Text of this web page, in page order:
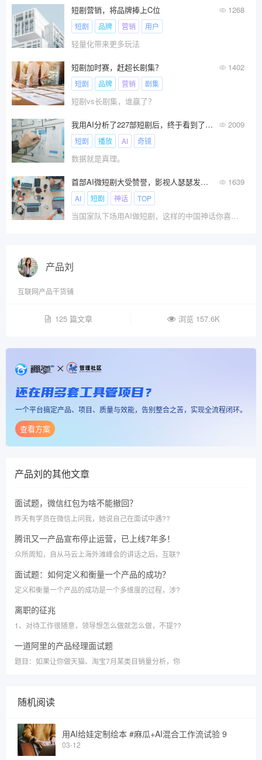
短剧营销，将品牌捧上C位 1268
短剧 品牌 营销 用户
轻量化带来更多玩法
短剧加时赛，赶超长剧集？ 1402
短剧 品牌 营销 剧集
短剧vs长剧集，谁赢了？
我用AI分析了227部短剧后，终于看到了快手AI短剧的未来。 2009
短剧 播放 AI 奇镜
数据就是真理。
首部AI微短剧大受赞誉，影视人瑟瑟发抖？ 1639
AI 短剧 神话 TOP
当国家队下场用AI做短剧，这样的中国神话你喜欢看吗？
产品刘
互联网产品干货铺
125 篇文章 浏览 157.6K
还在用多套工具管项目？
一个平台搞定产品、项目、质量与效能，告别整合之苦，实现全流程闭环。
查看方案
产品刘的其他文章
面试题，微信红包为啥不能撤回？
昨天有学员在微信上问我，她说自己在面试中遇??
腾讯又一产品宣布停止运营，已上线7年多！
众所周知，自从马云上海外滩峰会的讲话之后，互联?
面试题：如何定义和衡量一个产品的成功？
定义和衡量一个产品的成功是一个多维度的过程，涉?
离职的征兆
1、对待工作很随意，领导想怎么做就怎么做，不提??
一道阿里的产品经理面试题
题目：如果让你做天猫、淘宝7月某类目销量分析，你
随机阅读
用AI给娃定制绘本 #麻瓜+AI混合工作流试验 9
03-12